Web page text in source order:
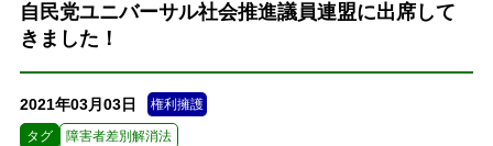
自民党ユニバーサル社会推進議員連盟に出席して
きました！
2021年03月03日 権利擁護
タグ 障害者差別解消法